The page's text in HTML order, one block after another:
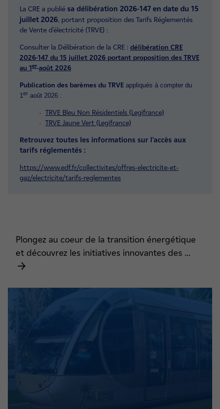
La CRE a publié sa délibération 2026-147 en date du 15
juillet 2026, portant proposition des Tarifs Réglementés
de Vente d’électricité (TRVE) :
Consulter la Délibération de la CRE : délibération CRE
2026-147 du 15 juillet 2026 portant proposition des TRVE
au 1er août 2026
Publication des barèmes du TRVE appliqués à compter du
1 er août 2026 :
TRVE Bleu Non Résidentiels (Legifrance)
TRVE Jaune Vert (Legifrance)
Retrouvez toutes les informations sur l’accès aux
tarifs réglementés :
https://www.edf.fr/coll ectivites/offres-electricite-et-
gaz/electricite/tarifs-reglementes
Plongez au coeur de la transition énergétique
et découvrez les initiatives innovantes des ...